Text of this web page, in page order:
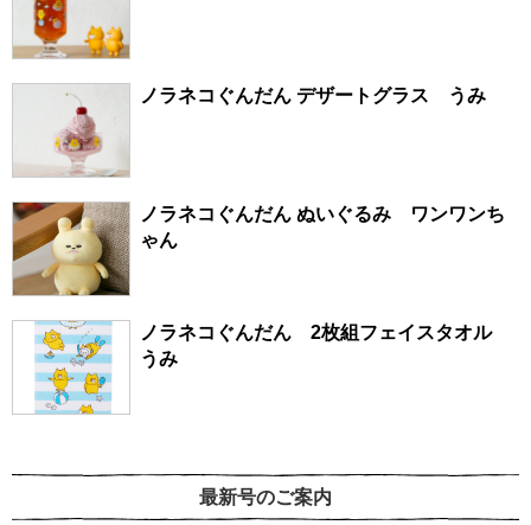
ノラネコぐんだん デザートグラス うみ
ノラネコぐんだん ぬいぐるみ ワンワンち
ゃん
ノラネコぐんだん 2枚組フェイスタオル
うみ
最新号のご案内